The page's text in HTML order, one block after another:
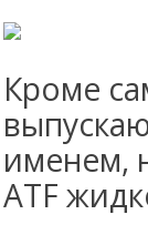
Кроме
именем,
ATF